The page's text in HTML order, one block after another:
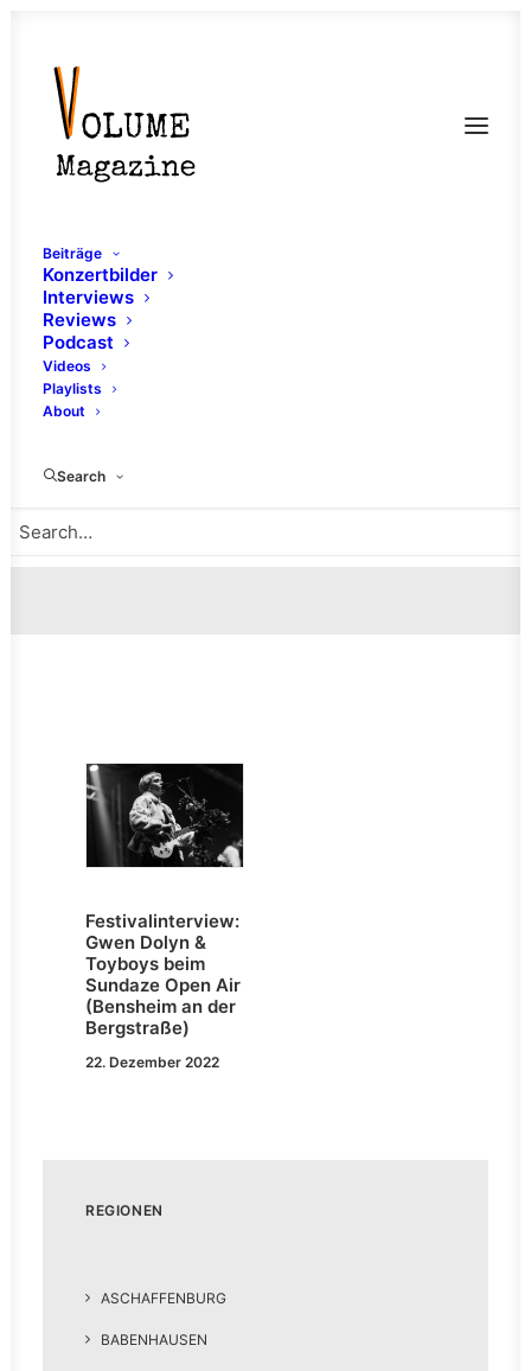
Beiträge
Konzertbilder
Interviews
Reviews
Podcast
Videos
Playlists
About
Search
Festivalinterview:
Gwen Dolyn &
Toyboys beim
Sundaze Open Air
(Bensheim an der
Bergstraße)
22. Dezember 2022
REGIONEN
ASCHAFFENBURG
BABENHAUSEN